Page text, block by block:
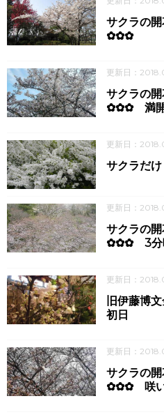
サクラの開
✿✿✿
更新日：
サクラの開
✿✿✿ 満
更新日：
サクラだけ
更新日：
サクラの開
✿✿✿ 3分
更新日：
旧伊藤博
初日
更新日：
サクラの開
✿✿✿ 咲い